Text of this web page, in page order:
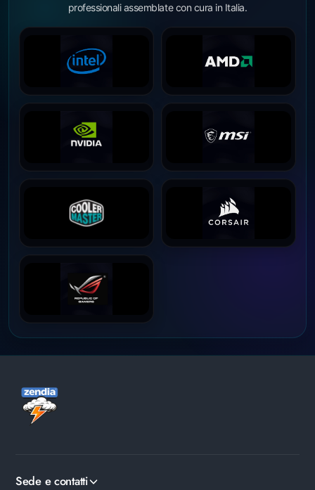
professionali assemblate con cura in Italia.
Sede e contatti